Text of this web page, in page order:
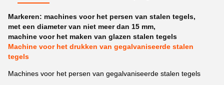
Markeren: machines voor het persen van stalen tegels,
met een diameter van niet meer dan 15 mm,
machine voor het maken van glazen stalen tegels
Machine voor het drukken van gegalvaniseerde stalen
tegels
Machines voor het persen van gegalvaniseerde stalen tegels